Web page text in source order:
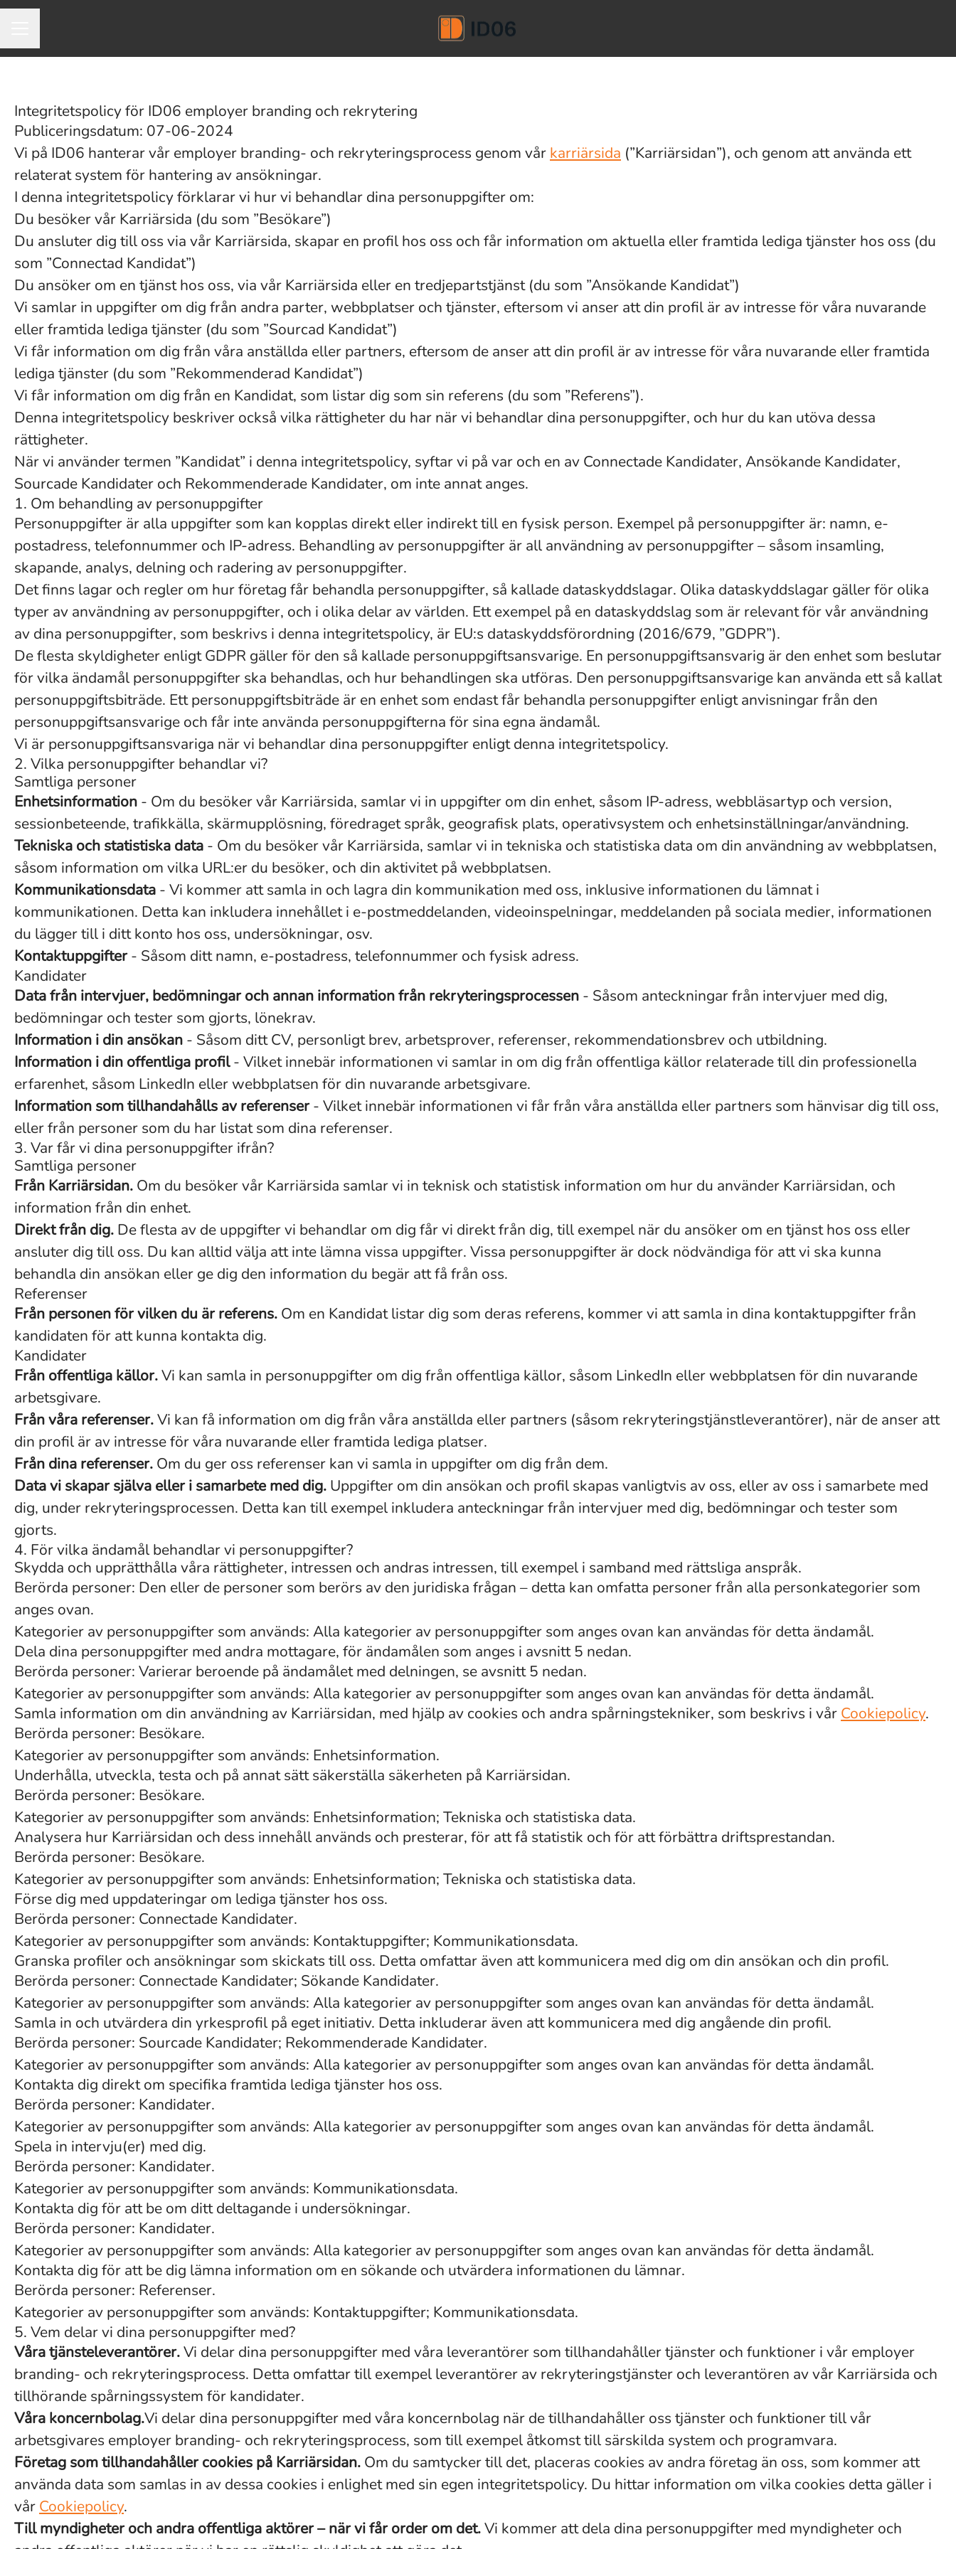
Integritetspolicy för ID06 employer branding och rekrytering
Publiceringsdatum: 07-06-2024
Vi på ID06 hanterar vår employer branding- och rekryteringsprocess genom vår karriärsida (”Karriärsidan”), och genom att använda ett
relaterat system för hantering av ansökningar.
I denna integritetspolicy förklarar vi hur vi behandlar dina personuppgifter om:
Du besöker vår Karriärsida (du som ”Besökare”)
Du ansluter dig till oss via vår Karriärsida, skapar en profil hos oss och får information om aktuella eller framtida lediga tjänster hos oss (du
som ”Connectad Kandidat”)
Du ansöker om en tjänst hos oss, via vår Karriärsida eller en tredjepartstjänst (du som ”Ansökande Kandidat”)
Vi samlar in uppgifter om dig från andra parter, webbplatser och tjänster, eftersom vi anser att din profil är av intresse för våra nuvarande
eller framtida lediga tjänster (du som ”Sourcad Kandidat”)
Vi får information om dig från våra anställda eller partners, eftersom de anser att din profil är av intresse för våra nuvarande eller framtida
lediga tjänster (du som ”Rekommenderad Kandidat”)
Vi får information om dig från en Kandidat, som listar dig som sin referens (du som ”Referens”).
Denna integritetspolicy beskriver också vilka rättigheter du har när vi behandlar dina personuppgifter, och hur du kan utöva dessa
rättigheter.
När vi använder termen ”Kandidat” i denna integritetspolicy, syftar vi på var och en av Connectade Kandidater, Ansökande Kandidater,
Sourcade Kandidater och Rekommenderade Kandidater, om inte annat anges.
1. Om behandling av personuppgifter
Personuppgifter är alla uppgifter som kan kopplas direkt eller indirekt till en fysisk person. Exempel på personuppgifter är: namn, e-
postadress, telefonnummer och IP-adress. Behandling av personuppgifter är all användning av personuppgifter – såsom insamling,
skapande, analys, delning och radering av personuppgifter.
Det finns lagar och regler om hur företag får behandla personuppgifter, så kallade dataskyddslagar. Olika dataskyddslagar gäller för olika
typer av användning av personuppgifter, och i olika delar av världen. Ett exempel på en dataskyddslag som är relevant för vår användning
av dina personuppgifter, som beskrivs i denna integritetspolicy, är EU:s dataskyddsförordning (2016/679, ”GDPR”).
De flesta skyldigheter enligt GDPR gäller för den så kallade personuppgiftsansvarige. En personuppgiftsansvarig är den enhet som beslutar
för vilka ändamål personuppgifter ska behandlas, och hur behandlingen ska utföras. Den personuppgiftsansvarige kan använda ett så kallat
personuppgiftsbiträde. Ett personuppgiftsbiträde är en enhet som endast får behandla personuppgifter enligt anvisningar från den
personuppgiftsansvarige och får inte använda personuppgifterna för sina egna ändamål.
Vi är personuppgiftsansvariga när vi behandlar dina personuppgifter enligt denna integritetspolicy.
2. Vilka personuppgifter behandlar vi?
Samtliga personer
Enhetsinformation - Om du besöker vår Karriärsida, samlar vi in uppgifter om din enhet, såsom IP-adress, webbläsartyp och version,
sessionbeteende, trafikkälla, skärmupplösning, föredraget språk, geografisk plats, operativsystem och enhetsinställningar/användning.
Tekniska och statistiska data - Om du besöker vår Karriärsida, samlar vi in tekniska och statistiska data om din användning av webbplatsen,
såsom information om vilka URL:er du besöker, och din aktivitet på webbplatsen.
Kommunikationsdata - Vi kommer att samla in och lagra din kommunikation med oss, inklusive informationen du lämnat i
kommunikationen. Detta kan inkludera innehållet i e-postmeddelanden, videoinspelningar, meddelanden på sociala medier, informationen
du lägger till i ditt konto hos oss, undersökningar, osv.
Kontaktuppgifter- Såsom ditt namn, e-postadress, telefonnummer och fysisk adress.
Kandidater
Data från intervjuer, bedömningar och annan information från rekryteringsprocessen - Såsom anteckningar från intervjuer med dig,
bedömningar och tester som gjorts, lönekrav.
Information i din ansökan - Såsom ditt CV, personligt brev, arbetsprover, referenser, rekommendationsbrev och utbildning.
Information i din offentliga profil- Vilket innebär informationen vi samlar in om dig från offentliga källor relaterade till din professionella
erfarenhet, såsom LinkedIn eller webbplatsen för din nuvarande arbetsgivare.
Information som tillhandahålls av referenser- Vilket innebär informationen vi får från våra anställda eller partners som hänvisar dig till oss,
eller från personer som du har listat som dina referenser.
3. Var får vi dina personuppgifter ifrån?
Samtliga personer
Från Karriärsidan. Om du besöker vår Karriärsida samlar vi in teknisk och statistisk information om hur du använder Karriärsidan, och
information från din enhet.
Direkt från dig. De flesta av de uppgifter vi behandlar om dig får vi direkt från dig, till exempel när du ansöker om en tjänst hos oss eller
ansluter dig till oss. Du kan alltid välja att inte lämna vissa uppgifter. Vissa personuppgifter är dock nödvändiga för att vi ska kunna
behandla din ansökan eller ge dig den information du begär att få från oss.
Referenser
Från personen för vilken du är referens. Om en Kandidat listar dig som deras referens, kommer vi att samla in dina kontaktuppgifter från
kandidaten för att kunna kontakta dig.
Kandidater
Från offentliga källor.Vi kan samla in personuppgifter om dig från offentliga källor, såsom LinkedIn eller webbplatsen för din nuvarande
arbetsgivare.
Från våra referenser.Vi kan få information om dig från våra anställda eller partners (såsom rekryteringstjänstleverantörer), när de anser att
din profil är av intresse för våra nuvarande eller framtida lediga platser.
Från dina referenser. Om du ger oss referenser kan vi samla in uppgifter om dig från dem.
Data vi skapar själva eller i samarbete med dig. Uppgifter om din ansökan och profil skapas vanligtvis av oss, eller av oss i samarbete med
dig, under rekryteringsprocessen. Detta kan till exempel inkludera anteckningar från intervjuer med dig, bedömningar och tester som
gjorts.
4. För vilka ändamål behandlar vi personuppgifter?
Skydda och upprätthålla våra rättigheter, intressen och andras intressen, till exempel i samband med rättsliga anspråk.
Berörda personer: Den eller de personer som berörs av den juridiska frågan – detta kan omfatta personer från alla personkategorier som
anges ovan.
Kategorier av personuppgifter som används: Alla kategorier av personuppgifter som anges ovan kan användas för detta ändamål.
Dela dina personuppgifter med andra mottagare, för ändamålen som anges i avsnitt 5 nedan.
Berörda personer: Varierar beroende på ändamålet med delningen, se avsnitt 5 nedan.
Kategorier av personuppgifter som används: Alla kategorier av personuppgifter som anges ovan kan användas för detta ändamål.
Samla information om din användning av Karriärsidan, med hjälp av cookies och andra spårningstekniker, som beskrivs i vår Cookiepolicy.
Berörda personer: Besökare.
Kategorier av personuppgifter som används: Enhetsinformation.
Underhålla, utveckla, testa och på annat sätt säkerställa säkerheten på Karriärsidan.
Berörda personer: Besökare.
Kategorier av personuppgifter som används: Enhetsinformation; Tekniska och statistiska data.
Analysera hur Karriärsidan och dess innehåll används och presterar, för att få statistik och för att förbättra driftsprestandan.
Berörda personer: Besökare.
Kategorier av personuppgifter som används: Enhetsinformation; Tekniska och statistiska data.
Förse dig med uppdateringar om lediga tjänster hos oss.
Berörda personer: Connectade Kandidater.
Kategorier av personuppgifter som används: Kontaktuppgifter; Kommunikationsdata.
Granska profiler och ansökningar som skickats till oss. Detta omfattar även att kommunicera med dig om din ansökan och din profil.
Berörda personer: Connectade Kandidater; Sökande Kandidater.
Kategorier av personuppgifter som används: Alla kategorier av personuppgifter som anges ovan kan användas för detta ändamål.
Samla in och utvärdera din yrkesprofil på eget initiativ. Detta inkluderar även att kommunicera med dig angående din profil.
Berörda personer: Sourcade Kandidater; Rekommenderade Kandidater.
Kategorier av personuppgifter som används: Alla kategorier av personuppgifter som anges ovan kan användas för detta ändamål.
Kontakta dig direkt om specifika framtida lediga tjänster hos oss.
Berörda personer: Kandidater.
Kategorier av personuppgifter som används: Alla kategorier av personuppgifter som anges ovan kan användas för detta ändamål.
Spela in intervju(er) med dig.
Berörda personer: Kandidater.
Kategorier av personuppgifter som används: Kommunikationsdata.
Kontakta dig för att be om ditt deltagande i undersökningar.
Berörda personer: Kandidater.
Kategorier av personuppgifter som används: Alla kategorier av personuppgifter som anges ovan kan användas för detta ändamål.
Kontakta dig för att be dig lämna information om en sökande och utvärdera informationen du lämnar.
Berörda personer: Referenser.
Kategorier av personuppgifter som används: Kontaktuppgifter; Kommunikationsdata.
5. Vem delar vi dina personuppgifter med?
Våra tjänsteleverantörer.Vi delar dina personuppgifter med våra leverantörer som tillhandahåller tjänster och funktioner i vår employer
branding- och rekryteringsprocess. Detta omfattar till exempel leverantörer av rekryteringstjänster och leverantören av vår Karriärsida och
tillhörande spårningssystem för kandidater.
Våra koncernbolag.Vi delar dina personuppgifter med våra koncernbolag när de tillhandahåller oss tjänster och funktioner till vår
arbetsgivares employer branding- och rekryteringsprocess, som till exempel åtkomst till särskilda system och programvara.
Företag som tillhandahåller cookies på Karriärsidan. Om du samtycker till det, placeras cookies av andra företag än oss, som kommer att
använda data som samlas in av dessa cookies i enlighet med sin egen integritetspolicy. Du hittar information om vilka cookies detta gäller i
vår Cookiepolicy.
Till myndigheter och andra offentliga aktörer – när vi får order om det.Vi kommer att dela dina personuppgifter med myndigheter och